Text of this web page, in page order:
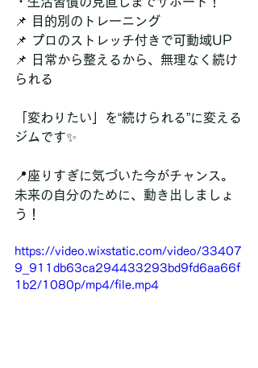
📌 目的別のトレーニング
📌 プロのストレッチ付きで可動域UP
📌 日常から整えるから、無理なく続け
られる
「変わりたい」を“続けられる”に変える
ジムです✨
📍座りすぎに気づいた今がチャンス。
未来の自分のために、動き出しましょ
う！
https://video.wixstatic.com/video/33407
9_911db63ca294433293bd9fd6aa66f
1b2/1080p/mp4/file.mp4